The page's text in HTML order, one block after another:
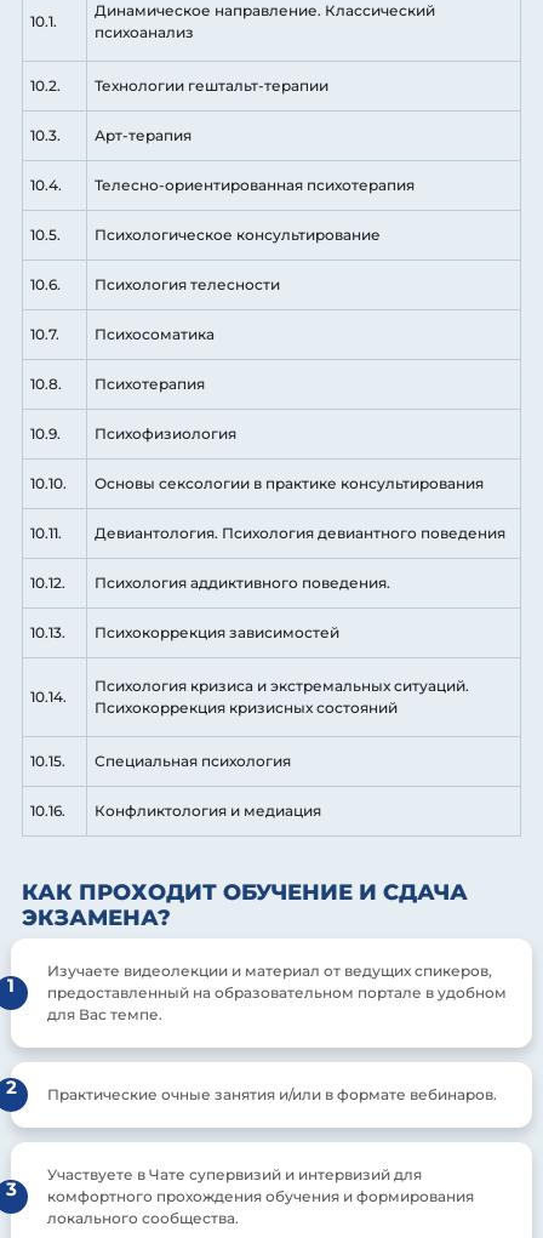
10.1.
Динамическое направление. Классический
психоанализ
10.2. Технологии гештальт-терапии
10.3. Арт-терапия
10.4. Телесно-ориентированная психотерапия
10.5. Психологическое консультирование
10.6. Психология телесности
10.7. Психосоматика
10.8. Психотерапия
10.9. Психофизиология
10.10. Основы сексологии в практике консультирования
10.11. Девиантология. Психология девиантного поведения
10.12. Психология аддиктивного поведения.
10.13. Психокоррекция зависимостей
10.14.
Психология кризиса и экстремальных ситуаций.
Психокоррекция кризисных состояний
10.15. Специальная психология
10.16. Конфликтология и медиация
КАК ПРОХОДИТ ОБУЧЕНИЕ И СДАЧА
ЭКЗАМЕНА?
1
Изучаете видеолекции и материал от ведущих спикеров,
предоставленный на образовательном портале в удобном
для Вас темпе.
2 Практические очные занятия и/или в формате вебинаров.
3
Участвуете в Чате супервизий и интервизий для
комфортного прохождения обучения и формирования
локального сообщества.